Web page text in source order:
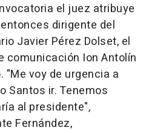
el juez atribuye
dirigente del
Javier Pérez Dolset, el
comunicación Ion Antolín
"Me voy de urgencia a
Santos ir. Tenemos
al presidente",
Fernández,